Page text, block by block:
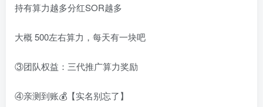
持有算力越多分红SOR越多
大概 500左右算力，每天有一块吧
③团队权益：三代推广算力奖励
④亲测到账💰【实名别忘了】